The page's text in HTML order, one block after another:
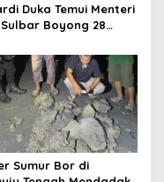
Duka Temui Menteri
Sulbar Boyong 28
30 GT
Sumur Bor di